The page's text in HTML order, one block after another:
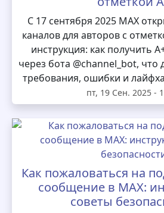
С 17 сентября 2025 MAX
каналов для авторов с
инструкция: как получить
через бота @channel_bot, что
требования, ошибки и
пт, 19 Сен. 2025 -
Как пожаловаться на
сообщение в MAX:
советы